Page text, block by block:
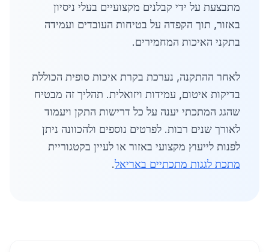
מתבצעת על ידי קבלנים מקצועיים בעלי ניסיון
באזור, תוך הקפדה על בטיחות העובדים ועמידה
בתקני האיכות המחמירים.
לאחר ההתקנה, נערכת בקרת איכות סופית הכוללת
בדיקות איטום, עמידות ויזואלית. תהליך זה מבטיח
שהגג המתכתי יענה על כל דרישות התקן ויעמוד
לאורך שנים רבות. לפרטים נוספים ולהכוונה ניתן
לפנות לייעוץ מקצועי באזור או לעיין בקטגוריית
מתכת לגגות מתכתיים באריאל.